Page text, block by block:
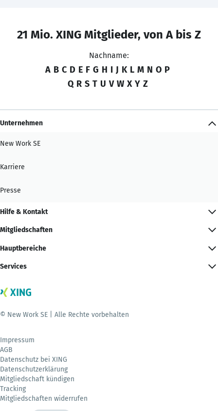
21 Mio. XING Mitglieder, von A bis Z
Nachname:
A B C D E F G H I J K L M N O P
Q R S T U V W X Y Z
Unternehmen
New Work SE
Karriere
Presse
Hilfe & Kontakt
Mitgliedschaften
Hauptbereiche
Services
© New Work SE | Alle Rechte vorbehalten
Impressum
AGB
Datenschutz bei XING
Datenschutzerklärung
Mitgliedschaft kündigen
Tracking
Mitgliedschaften widerrufen